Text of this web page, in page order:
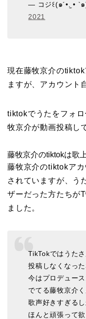
— コジ꒰(๑´•.̫ • `
2021
現在藤牧京介の
ますが、アカウント
tiktokでうたをフォ
牧京介が動画投稿し
藤牧京介のtiktokは歌
藤牧京介のtiktokア
されていますが、う
ザーだった方たちが
ました。
TikTokではうた
投稿しなくなっ
今はプロデュー
でてる藤牧京介
歌声好きすぎる
ほんと頑張って